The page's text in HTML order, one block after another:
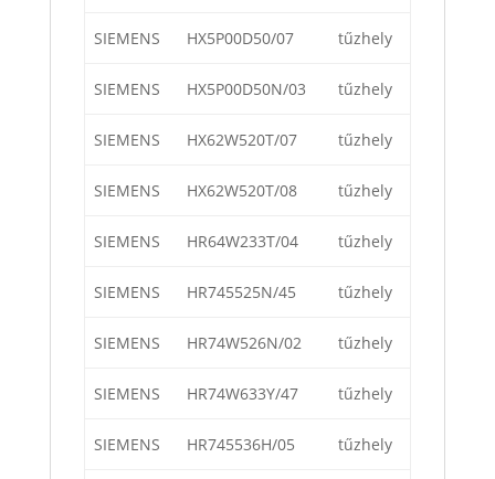
SIEMENS HX5P00D50/07 tűzhely
SIEMENS HX5P00D50N/03 tűzhely
SIEMENS HX62W520T/07 tűzhely
SIEMENS HX62W520T/08 tűzhely
SIEMENS HR64W233T/04 tűzhely
SIEMENS HR745525N/45 tűzhely
SIEMENS HR74W526N/02 tűzhely
SIEMENS HR74W633Y/47 tűzhely
SIEMENS HR745536H/05 tűzhely